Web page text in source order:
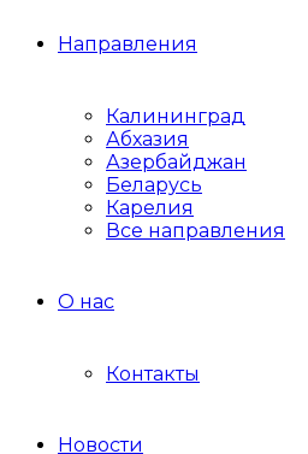
Направления
Калининград
Абхазия
Азербайджан
Беларусь
Карелия
Все направления
О нас
Контакты
Новости